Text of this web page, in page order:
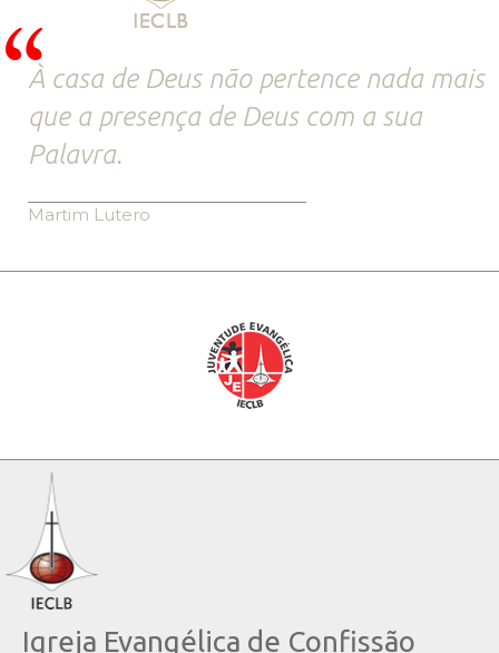
À casa de Deus não pertence nada mais
que a presença de Deus com a sua
Palavra.
Martim Lutero
Igreja Evangélica de Confissão